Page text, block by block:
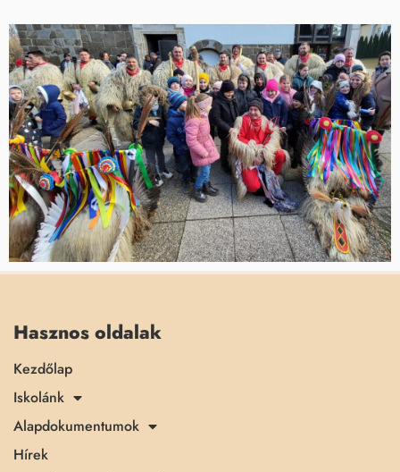
Hasznos oldalak
Kezdőlap
Iskolánk
Alapdokumentumok
Hírek